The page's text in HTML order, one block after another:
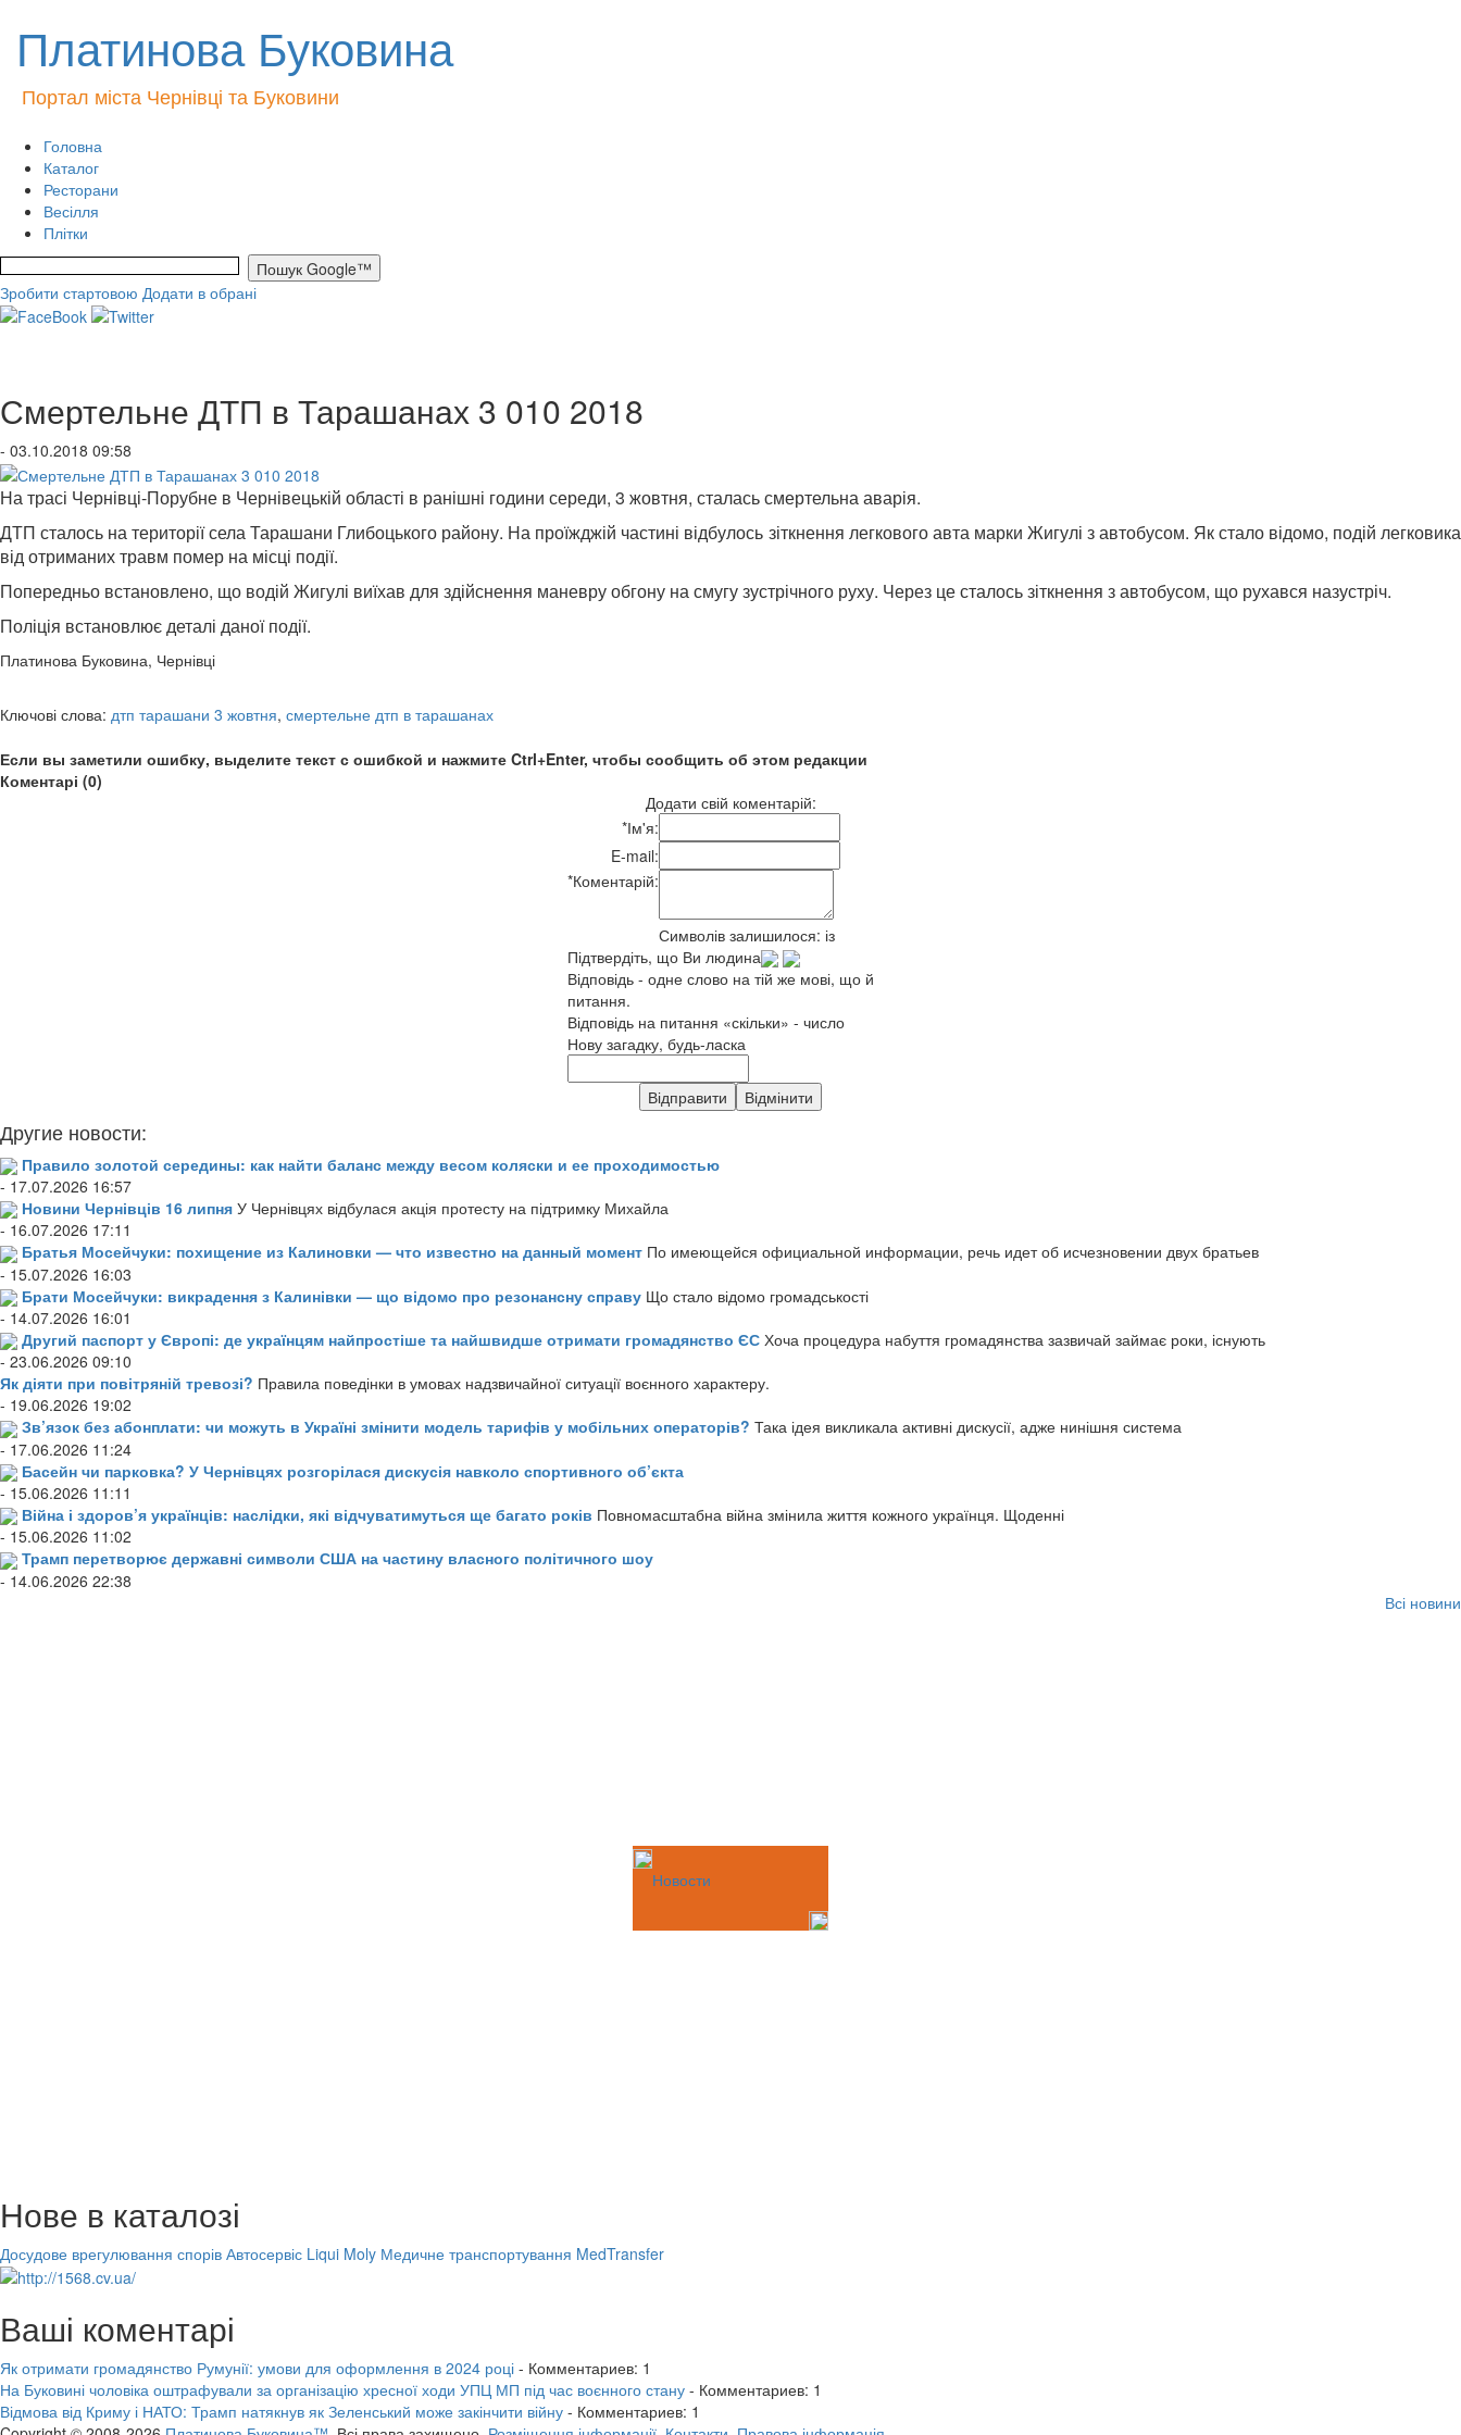
Платинова Буковина
Портал міста Чернівці та Буковини
Головна
Каталог
Ресторани
Весілля
Плітки
Зробити стартовою Додати в обрані
Смертельне ДТП в Тарашанах 3 010 2018
- 03.10.2018 09:58
На трасі Чернівці-Порубне в Чернівецькій області в ранішні години середи, 3 жовтня, сталась смертельна аварія.
ДТП сталось на території села Тарашани Глибоцького району. На проїжджій частині відбулось зіткнення легкового авта марки Жигулі з автобусом. Як стало відомо, подій легковика
від отриманих травм помер на місці події.
Попередньо встановлено, що водій Жигулі виїхав для здійснення маневру обгону на смугу зустрічного руху. Через це сталось зіткнення з автобусом, що рухався назустріч.
Поліція встановлює деталі даної події.
Платинова Буковина, Чернівці
Ключові слова: дтп тарашани 3 жовтня, смертельне дтп в тарашанах
Если вы заметили ошибку, выделите текст с ошибкой и нажмите Ctrl+Enter, чтобы сообщить об этом редакции
Коментарі (0)
Додати свій коментарій:
*Ім'я:
E-mail:
*Коментарій:
Символів залишилося: із
Підтвердіть, що Ви людина
Відповідь - одне слово на тій же мові, що й
питання.
Відповідь на питання «скільки» - число
Нову загадку, будь-ласка
Другие новости:
Правило золотой середины: как найти баланс между весом коляски и ее проходимостью
- 17.07.2026 16:57
Новини Чернівців 16 липня У Чернівцях відбулася акція протесту на підтримку Михайла
- 16.07.2026 17:11
Братья Мосейчуки: похищение из Калиновки — что известно на данный момент По имеющейся официальной информации, речь идет об исчезновении двух братьев
- 15.07.2026 16:03
Брати Мосейчуки: викрадення з Калинівки — що відомо про резонансну справу Що стало відомо громадськості
- 14.07.2026 16:01
Другий паспорт у Європі: де українцям найпростіше та найшвидше отримати громадянство ЄС Хоча процедура набуття громадянства зазвичай займає роки, існують
- 23.06.2026 09:10
Як діяти при повітряній тревозі? Правила поведінки в умовах надзвичайної ситуації воєнного характеру.
- 19.06.2026 19:02
Зв’язок без абонплати: чи можуть в Україні змінити модель тарифів у мобільних операторів? Така ідея викликала активні дискусії, адже нинішня система
- 17.06.2026 11:24
Басейн чи парковка? У Чернівцях розгорілася дискусія навколо спортивного об’єкта
- 15.06.2026 11:11
Війна і здоров’я українців: наслідки, які відчуватимуться ще багато років Повномасштабна війна змінила життя кожного українця. Щоденні
- 15.06.2026 11:02
Трамп перетворює державні символи США на частину власного політичного шоу
- 14.06.2026 22:38
Всі новини
Новости
Нове в каталозі
Досудове врегулювання спорів Автосервіс Liqui Moly Медичне транспортування MedTransfer
Ваші коментарі
Як отримати громадянство Румунії: умови для оформлення в 2024 році - Комментариев: 1
На Буковині чоловіка оштрафували за організацію хресної ходи УПЦ МП під час воєнного стану - Комментариев: 1
Відмова від Криму і НАТО: Трамп натякнув як Зеленський може закінчити війну - Комментариев: 1